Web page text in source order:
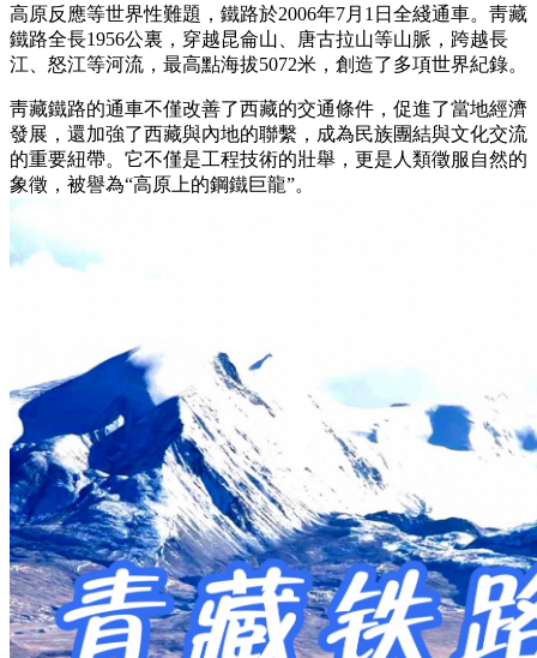
高原反應等世界性難題，鐵路於2006年7月1日全綫通車。靑藏
鐵路全長1956公裏，穿越昆侖山、唐古拉山等山脈，跨越長
江、怒江等河流，最高點海拔5072米，創造了多項世界紀錄。
靑藏鐵路的通車不僅改善了西藏的交通條件，促進了當地經濟
發展，還加強了西藏與內地的聯繫，成為民族團結與文化交流
的重要紐帶。它不僅是工程技術的壯舉，更是人類徵服自然的
象徵，被譽為“高原上的鋼鐵巨龍”。